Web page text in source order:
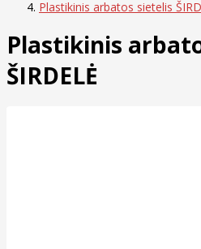
Plastikinis arbatos sietelis
Plastikinis
ŠIRDELĖ